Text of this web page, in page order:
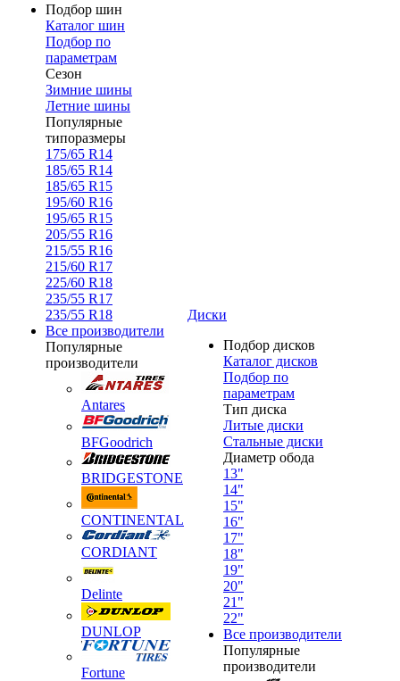
Подбор шин
Каталог шин
Подбор по
параметрам
Сезон
Зимние шины
Летние шины
Популярные
типоразмеры
175/65 R14
185/65 R14
185/65 R15
195/60 R16
195/65 R15
205/55 R16
215/55 R16
215/60 R17
225/60 R18
235/55 R17
235/55 R18
Все производители
Популярные
производители
Antares
BFGoodrich
BRIDGESTONE
CONTINENTAL
CORDIANT
Delinte
DUNLOP
Fortune
Диски
Подбор дисков
Каталог дисков
Подбор по
параметрам
Тип диска
Литые диски
Стальные диски
Диаметр обода
13"
14"
15"
16"
17"
18"
19"
20"
21"
22"
Все производители
Популярные
производители